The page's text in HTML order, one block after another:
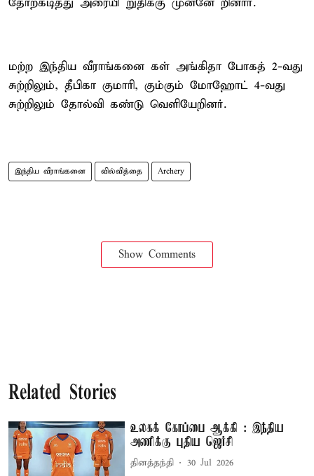
மற்ற இந்திய வீராங்கனை கள் அங்கிதா போகத் 2-வது
சுற்றிலும், தீபிகா குமாரி, கும்கும் மோஹோட் 4-வது
சுற்றிலும் தோல்வி கண்டு வெளியேறினர்.
இந்திய வீராங்கனை வில்வித்தை Archery
Show Comments
Related Stories
உலகக் கோப்பை ஆக்கி : இந்திய
அணிக்கு புதிய ஜெர்சி
தினத்தந்தி 30 Jul 2026